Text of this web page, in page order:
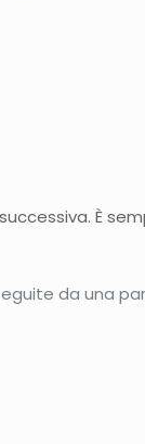
È
da una